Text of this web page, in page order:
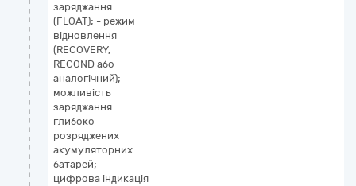
заряджання
(FLOAT); - режим
відновлення
(RECOVERY,
RECOND або
аналогічний); -
можливість
заряджання
глибоко
розряджених
акумуляторних
батарей; -
цифрова індикація